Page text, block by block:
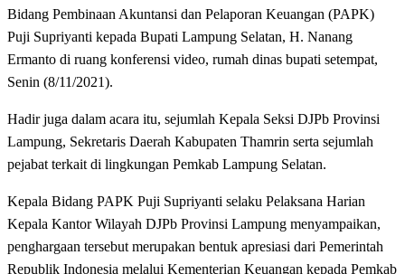
Bidang Pembinaan Akuntansi dan Pelaporan Keuangan (PAPK)
Puji Supriyanti kepada Bupati Lampung Selatan, H. Nanang
Ermanto di ruang konferensi video, rumah dinas bupati setempat,
Senin (8/11/2021).
Hadir juga dalam acara itu, sejumlah Kepala Seksi DJPb Provinsi
Lampung, Sekretaris Daerah Kabupaten Thamrin serta sejumlah
pejabat terkait di lingkungan Pemkab Lampung Selatan.
Kepala Bidang PAPK Puji Supriyanti selaku Pelaksana Harian
Kepala Kantor Wilayah DJPb Provinsi Lampung menyampaikan,
penghargaan tersebut merupakan bentuk apresiasi dari Pemerintah
Republik Indonesia melalui Kementerian Keuangan kepada Pemkab